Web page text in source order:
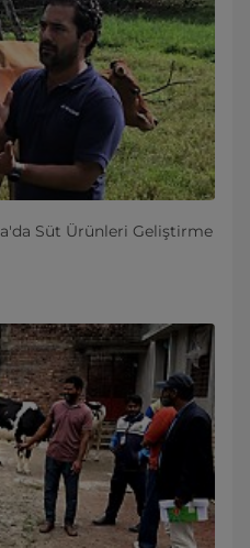
Süt Ürünleri Geliştirme